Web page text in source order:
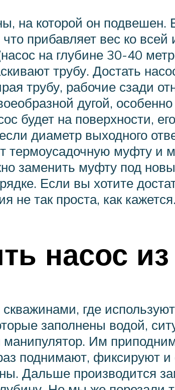
на которой он
что прибавляет вес ко
на глубине 30-40
трубу. Достать
трубу, рабочие сзади
дугой,
будет на поверхности,
диаметр выходного
термоусадочную муфту и
заменить муфту под
Если вы хотите
не так проста, как кажется.
насос
где
заполнены водой,
Им
поднимают, фиксируют и
Дальше производится